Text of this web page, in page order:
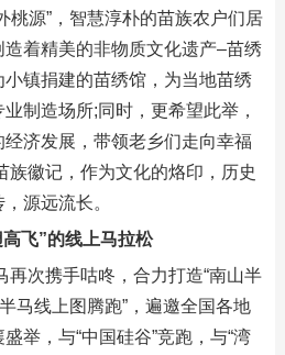
桃源”，智慧淳朴的苗族农户们居
着精美的非物质文化遗产–苗绣
镇捐建的苗绣馆，为当地苗绣
制造场所;同时，更希望此举，
济发展，带领老乡们走向幸福
族徽记，作为文化的烙印，历史
源远流长。
高飞”的线上马拉松
再次携手咕咚，合力打造“南山半
马线上图腾跑”，遍邀全国各地
举，与“中国硅谷”竞跑，与“湾